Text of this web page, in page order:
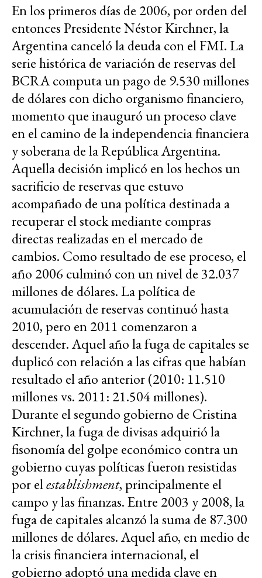
En los primeros días de 2006, por orden del
entonces Presidente Néstor Kirchner, la
Argentina canceló la deuda con el FMI. La
serie histórica de variación de reservas del
BCRA computa un pago de 9.530 millones
de dólares con dicho organismo financiero,
momento que inauguró un proceso clave
en el camino de la independencia financiera
y soberana de la República Argentina.
Aquella decisión implicó en los hechos un
sacrificio de reservas que estuvo
acompañado de una política destinada a
recuperar el stock mediante compras
directas realizadas en el mercado de
cambios. Como resultado de ese proceso, el
año 2006 culminó con un nivel de 32.037
millones de dólares. La política de
acumulación de reservas continuó hasta
2010, pero en 2011 comenzaron a
descender. Aquel año la fuga de capitales se
duplicó con relación a las cifras que habían
resultado el año anterior (2010: 11.510
millones vs. 2011: 21.504 millones).
Durante el segundo gobierno de Cristina
Kirchner, la fuga de divisas adquirió la
fisonomía del golpe económico contra un
gobierno cuyas políticas fueron resistidas
por elestablishment, principalmente el
campo y las finanzas. Entre 2003 y 2008, la
fuga de capitales alcanzó la suma de 87.300
millones de dólares. Aquel año, en medio de
la crisis financiera internacional, el
gobierno adoptó una medida clave en